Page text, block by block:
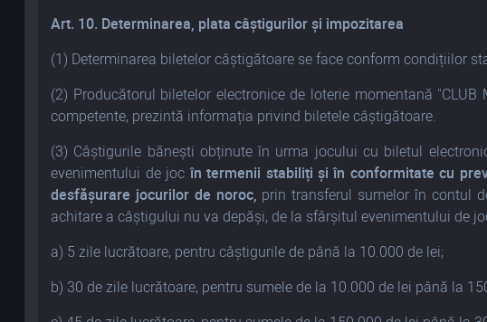
Art. 10. Determinarea, plata câștigurilor și impozitarea
(1) Determinarea biletelor câștigătoare se face conform condițiilor
(2) Producătorul biletelor electronice de loterie momentană
competente, prezintă informația privind biletele câștigătoare.
(3) Câștigurile bănești obținute în urma jocului cu biletul
evenimentului de joc în termenii stabiliți șiîn conformitate cu
desfășurare jocurilor de noroc, prin transferul sumelor în contul
achitare a câștigului nu va depăși, de la sfârșitul evenimentului de
a) 5 zile lucrătoare, pentru câștigurile de până la 10.000 de lei;
b) 30 de zile lucrătoare, pentru sumele de la 10.000 de lei până la